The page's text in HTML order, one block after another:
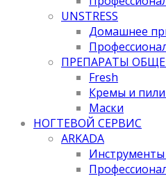
UNSTRESS
Домашнее
ПРЕПАРАТЫ
Fresh
Кремы и
Маски
НОГТЕВОЙ СЕРВИС
ARKADA